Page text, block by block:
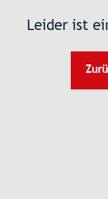
Leider ist